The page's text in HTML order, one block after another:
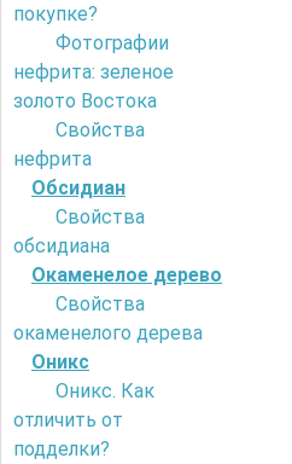
покупке?
Фотографии
нефрита: зеленое
золото Востока
Свойства
нефрита
Обсидиан
Свойства
обсидиана
Окаменелое дерево
Свойства
окаменелого дерева
Оникс
Оникс. Как
отличить от
подделки?